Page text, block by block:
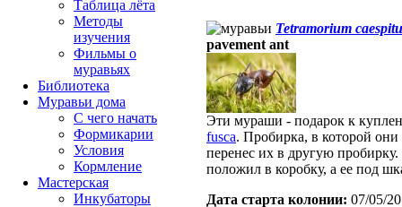
Tetramorium
pavement ant
Эти мураши - подарок к
fusca. Пробирка, в которой
перенес их в другую
положил в коробку, а ее под
Дата старта кoлонии: 07/05/
Таблица лёта
Методы
изучения
Фильмы о
муравьях
Библиотека
Муравьи дома
С чего начать
Формикарии
Условия
Кормление
Мастерская
Инкубаторы